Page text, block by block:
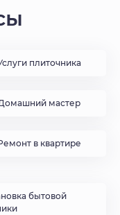
плиточника
мастер
в квартире
бытовой